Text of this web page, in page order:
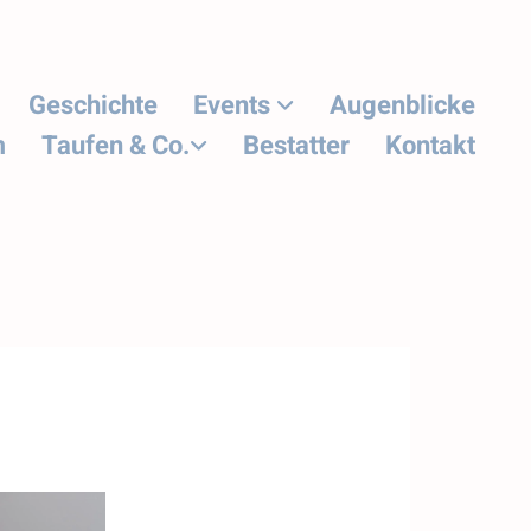
Geschichte Events
Augenblicke
Taufen & Co. Bestatter Kontakt